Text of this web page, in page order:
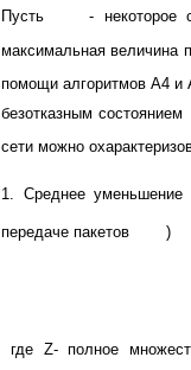
Пусть - некоторое
максимальная величина
помощи алгоритмов А4 и
безотказным состоянием
сети можно
1. Среднее уменьшение
передаче пакетов )
где Z- полное